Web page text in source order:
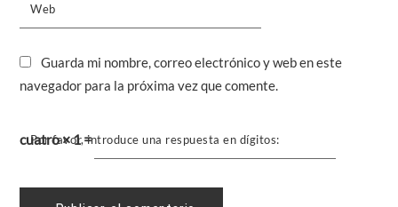
Web
Guarda mi nombre, correo electrónico y web en este
navegador para la próxima vez que comente.
Por favor, introduce una respuesta en dígitos:
cuatro × 1 =